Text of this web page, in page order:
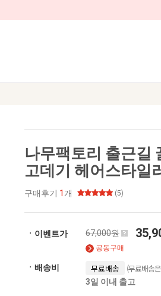
나무팩토리 출근길
고데기 헤어스타일
구매후기 1 개 (5)
ㆍ이벤트가 67,000원
공동구매
ㆍ배송비 무료배송 (무료배송
3일 이내 출고